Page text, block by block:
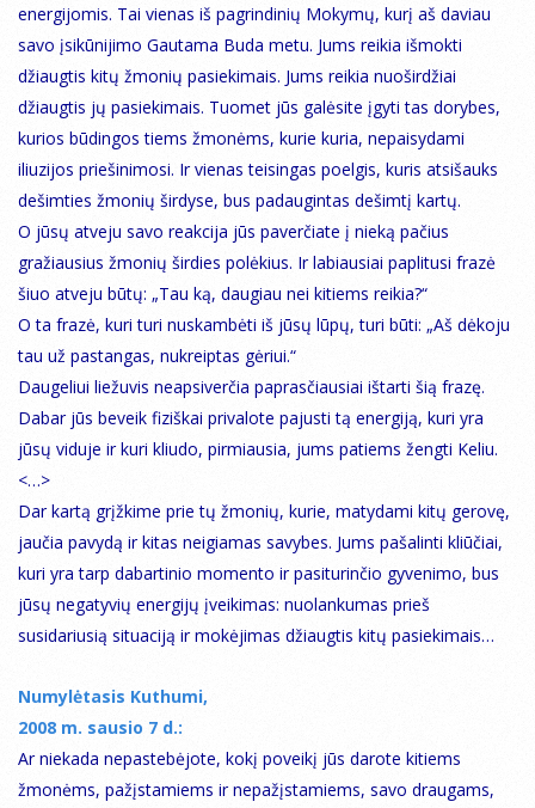
energijomis. Tai vienas iš pagrindinių Mokymų, kurį aš daviau
savo įsikūnijimo Gautama Buda metu. Jums reikia išmokti
džiaugtis kitų žmonių pasiekimais. Jums reikia nuoširdžiai
džiaugtis jų pasiekimais. Tuomet jūs galėsite įgyti tas dorybes,
kurios būdingos tiems žmonėms, kurie kuria, nepaisydami
iliuzijos priešinimosi. Ir vienas teisingas poelgis, kuris atsišauks
dešimties žmonių širdyse, bus padaugintas dešimtį kartų.
O jūsų atveju savo reakcija jūs paverčiate į nieką pačius
gražiausius žmonių širdies polėkius. Ir labiausiai paplitusi frazė
šiuo atveju būtų: „Tau ką, daugiau nei kitiems reikia?“
O ta frazė, kuri turi nuskambėti iš jūsų lūpų, turi būti: „Aš dėkoju
tau už pastangas, nukreiptas gėriui.“
Daugeliui liežuvis neapsiverčia paprasčiausiai ištarti šią frazę.
Dabar jūs beveik fiziškai privalote pajusti tą energiją, kuri yra
jūsų viduje ir kuri kliudo, pirmiausia, jums patiems žengti Keliu.
<…>
Dar kartą grįžkime prie tų žmonių, kurie, matydami kitų gerovę,
jaučia pavydą ir kitas neigiamas savybes. Jums pašalinti kliūčiai,
kuri yra tarp dabartinio momento ir pasiturinčio gyvenimo, bus
jūsų negatyvių energijų įveikimas: nuolankumas prieš
susidariusią situaciją ir mokėjimas džiaugtis kitų pasiekimais…
Numylėtasis Kuthumi,
2008 m. sausio 7 d.:
Ar niekada nepastebėjote, kokį poveikį jūs darote kitiems
žmonėms, pažįstamiems ir nepažįstamiems, savo draugams,